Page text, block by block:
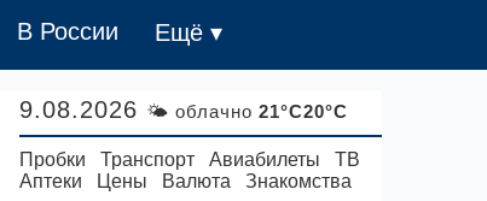
В России Ещё ▾
9.08.2026 🌤 облачно 21°C20°C
Пробки Транспорт Авиабилеты
ТВ
Аптеки
Цены Валюта Знакомства